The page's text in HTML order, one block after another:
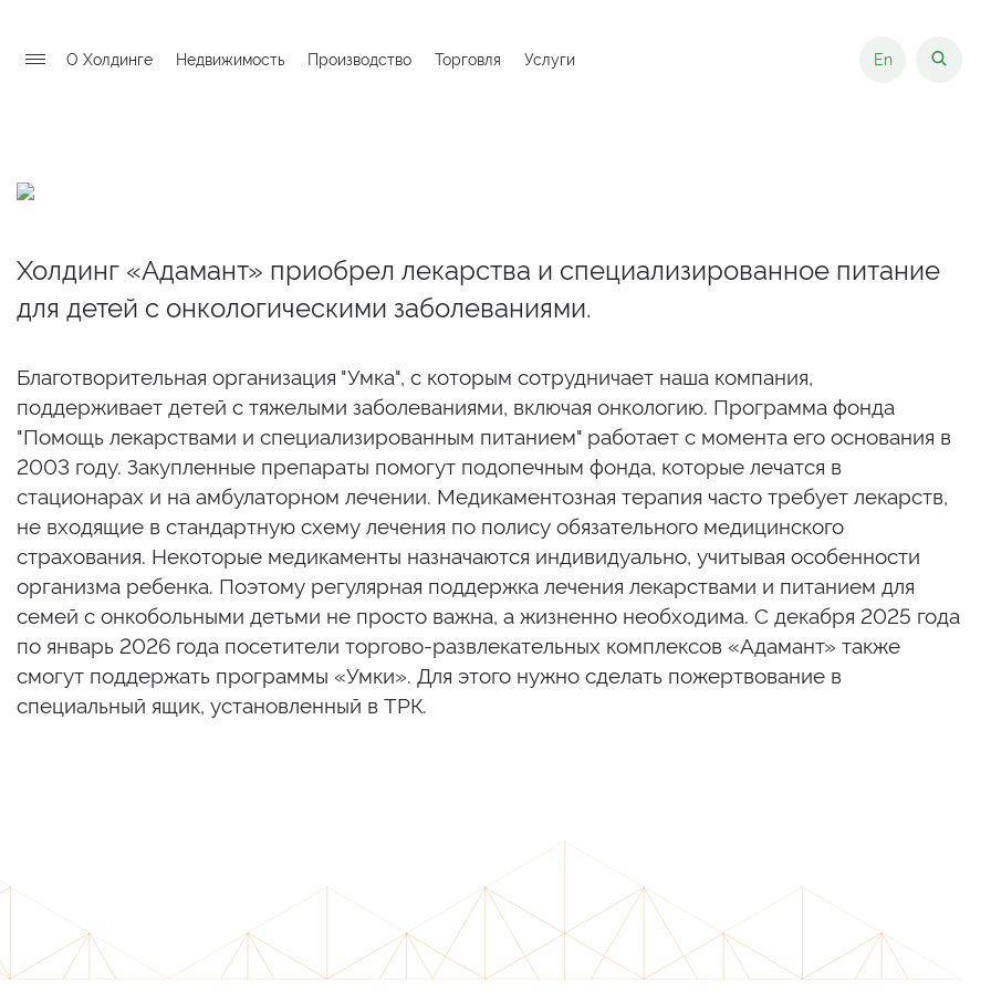
О Холдинге Недвижимость Производство Торговля Услуги En
Холдинг «Адамант» приобрел лекарства и специализированное питание
для детей с онкологическими заболеваниями.
Благотворительная организация "Умка", с которым сотрудничает наша компания,
поддерживает детей с тяжелыми заболеваниями, включая онкологию. Программа фонда
"Помощь лекарствами и специализированным питанием" работает с момента его основания в
2003 году. Закупленные препараты помогут подопечным фонда, которые лечатся в
стационарах и на амбулаторном лечении. Медикаментозная терапия часто требует лекарств,
не входящие в стандартную схему лечения по полису обязательного медицинского
страхования. Некоторые медикаменты назначаются индивидуально, учитывая особенности
организма ребенка. Поэтому регулярная поддержка лечения лекарствами и питанием для
семей с онкобольными детьми не просто важна, а жизненно необходима. С декабря 2025 года
по январь 2026 года посетители торгово-развлекательных комплексов «Адамант» также
смогут поддержать программы «Умки». Для этого нужно сделать пожертвование в
специальный ящик, установленный в ТРК.